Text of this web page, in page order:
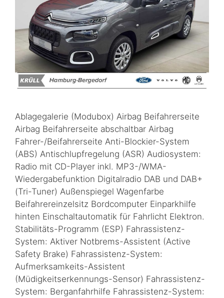
Ablagegalerie (Modubox) Airbag Beifahrerseite
Airbag Beifahrerseite abschaltbar Airbag
Fahrer-/Beifahrerseite Anti-Blockier-System
(ABS) Antischlupfregelung (ASR) Audiosystem:
Radio mit CD-Player inkl. MP3-/WMA-
Wiedergabefunktion Digitalradio DAB und DAB+
(Tri-Tuner) Außenspiegel Wagenfarbe
Beifahrereinzelsitz Bordcomputer Einparkhilfe
hinten Einschaltautomatik für Fahrlicht Elektron.
Stabilitäts-Programm (ESP) Fahrassistenz-
System: Aktiver Notbrems-Assistent (Active
Safety Brake) Fahrassistenz-System:
Aufmerksamkeits-Assistent
(Müdigkeitserkennungs-Sensor) Fahrassistenz-
System: Berganfahrhilfe Fahrassistenz-System: